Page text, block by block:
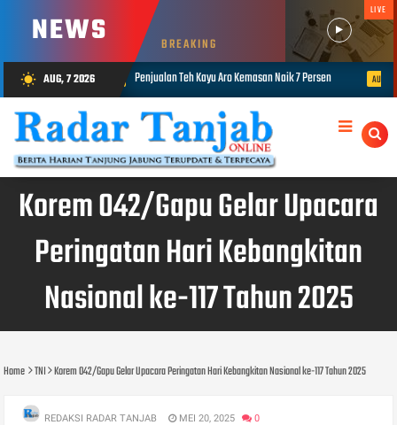
NEWS BREAKING
LIVE
wb_sunny AUG, 7 2026
Kayu Aro Kemasan Naik 7 Persen AUG 07, 2026 Triwulan II 2026, Ombudsman
Korem 042/Gapu Gelar Upacara
Peringatan Hari Kebangkitan
Nasional ke-117 Tahun 2025
Home TNI Korem 042/Gapu Gelar Upacara Peringatan Hari Kebangkitan Nasional ke-117 Tahun 2025
REDAKSI RADAR TANJAB MEI 20, 2025 0